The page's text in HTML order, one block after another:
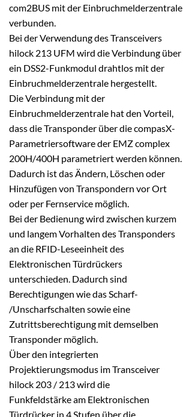
com2BUS mit der Einbruchmelderzentrale
verbunden.
Bei der Verwendung des Transceivers
hilock 213 UFM wird die Verbindung über
ein DSS2-Funkmodul drahtlos mit der
Einbruchmelderzentrale hergestellt.
Die Verbindung mit der
Einbruchmelderzentrale hat den Vorteil,
dass die Transponder über die compasX-
Parametriersoftware der EMZ complex
200H/400H parametriert werden können.
Dadurch ist das Ändern, Löschen oder
Hinzufügen von Transpondern vor Ort
oder per Fernservice möglich.
Bei der Bedienung wird zwischen kurzem
und langem Vorhalten des Transponders
an die RFID-Leseeinheit des
Elektronischen Türdrückers
unterschieden. Dadurch sind
Berechtigungen wie das Scharf-
/Unscharfschalten sowie eine
Zutrittsberechtigung mit demselben
Transponder möglich.
Über den integrierten
Projektierungsmodus im Transceiver
hilock 203 / 213 wird die
Funkfeldstärke am Elektronischen
Türdrücker in 4 Stufen über die